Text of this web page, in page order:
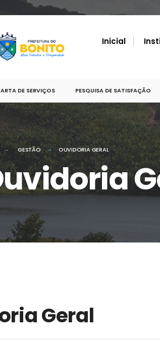
Inicial
DE SERVIÇOS PESQUISA DE SATISFAÇÃO
GESTÃO OUVIDORIA GERAL
Geral